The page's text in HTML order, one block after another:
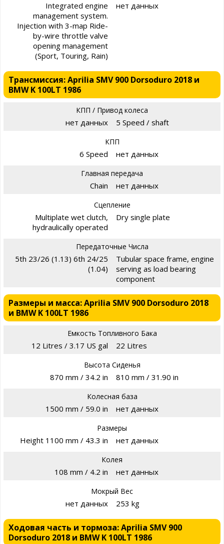
Integrated engine
management system.
Injection with 3-map Ride-
by-wire throttle valve
opening management
(Sport, Touring, Rain)
нет данных
Трансмиссия: Aprilia SMV 900 Dorsoduro 2018 и
BMW K 100LT 1986
КПП / Привод колеса
нет данных 5 Speed / shaft
КПП
6 Speed нет данных
Главная передача
Chain нет данных
Сцепление
Multiplate wet clutch,
hydraulically operated
Dry single plate
Передаточные Числа
5th 23/26 (1.13) 6th 24/25
(1.04)
Tubular space frame, engine
serving as load bearing
component
Размеры и масса: Aprilia SMV 900 Dorsoduro 2018
и BMW K 100LT 1986
Емкость Топливного Бака
12 Litres / 3.17 US gal 22 Litres
Высота Сиденья
870 mm / 34.2 in 810 mm / 31.90 in
Колесная база
1500 mm / 59.0 in нет данных
Размеры
Height 1100 mm / 43.3 in нет данных
Колея
108 mm / 4.2 in нет данных
Мокрый Вес
нет данных 253 kg
Ходовая часть и тормоза: Aprilia SMV 900
Dorsoduro 2018 и BMW K 100LT 1986